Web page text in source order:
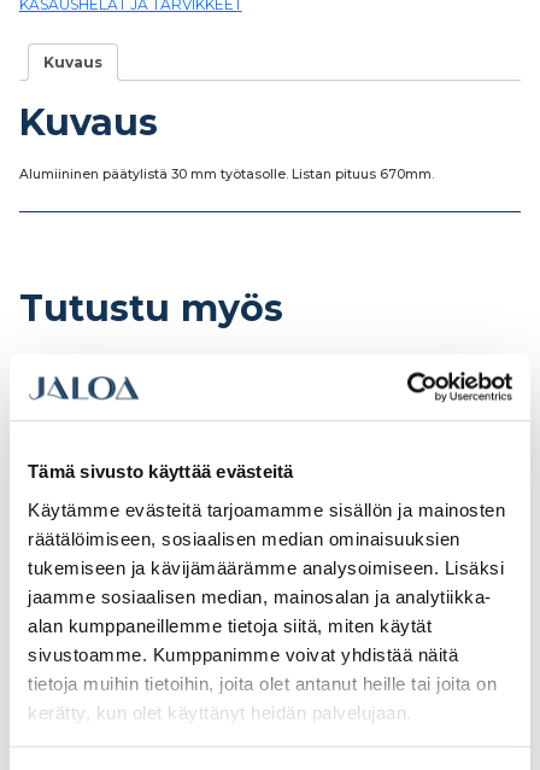
Tämä sivusto käyttää evästeitä
Käytämme evästeitä tarjoamamme sisällön ja mainosten
räätälöimiseen, sosiaalisen median ominaisuuksien
tukemiseen ja kävijämäärämme analysoimiseen. Lisäksi
jaamme sosiaalisen median, mainosalan ja analytiikka-
alan kumppaneillemme tietoja siitä, miten käytät
sivustoamme. Kumppanimme voivat yhdistää näitä
tietoja muihin tietoihin, joita olet antanut heille tai joita on
kerätty, kun olet käyttänyt heidän palvelujaan.
KASAUSHELAT JA TARVIKKEET
Kuvaus
Kuvaus
Alumiininen päätylistä 30 mm työtasolle. Listan pituus 670mm.
Tutustu myös
R6, alumiini
Taivetasolista R5/30,
alumiini